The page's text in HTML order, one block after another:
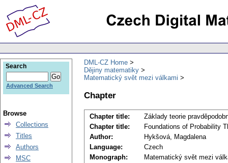
DML-CZ Home
Dějiny matematiky
Matematický svět mezi válkami
Chapter
Chapter title:
Základy teorie
Chapter title:
Foundations of Probability
Author:
Hykšová, Magdalena
Language:
Czech
Monograph:
Matematický svět mezi
Search
Advanced Search
Browse
Collections
Titles
Authors
MSC